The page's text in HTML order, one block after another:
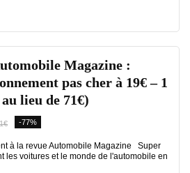
Magazine :
pas cher à 19€ – 1
lieu de 71€)
-77%
à la revue Automobile Magazine Super
les voitures et le monde de l'automobile en